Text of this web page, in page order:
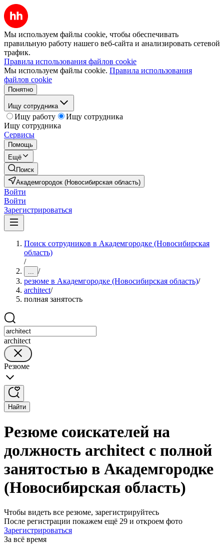
Мы используем файлы cookie, чтобы обеспечивать
правильную работу нашего веб-сайта и анализировать сетевой
трафик.
Правила использования файлов cookie
Мы используем файлы cookie. Правила использования
файлов cookie
Понятно
Ищу сотрудника
Ищу работу
Ищу сотрудника
Ищу сотрудника
Сервисы
Помощь
Ещё
Поиск
Академгородок (Новосибирская область)
Войти
Войти
Зарегистрироваться
Поиск сотрудников в Академгородке (Новосибирская
область)
/
... /
резюме в Академгородке (Новосибирская область)/
architect/
полная занятость
architect
Резюме
Найти
Резюме соискателей на
должность architect с полной
занятостью в Академгородке
(Новосибирская область)
Чтобы видеть все резюме, зарегистрируйтесь
После регистрации покажем ещё 29 и откроем фото
Зарегистрироваться
За всё время